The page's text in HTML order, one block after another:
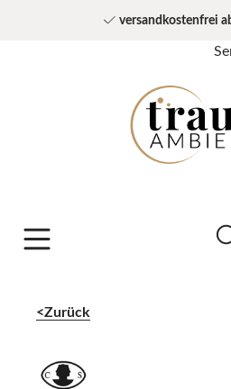
versandkostenfrei
Zurück